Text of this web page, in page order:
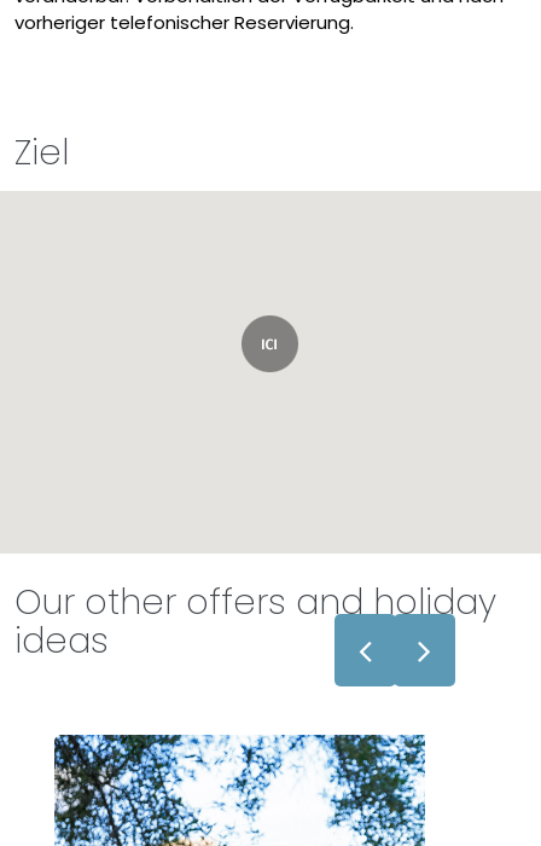
vorheriger telefonischer Reservierung.
Ziel
Our other offers and holiday
ideas